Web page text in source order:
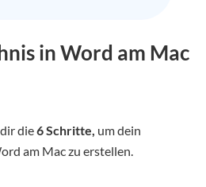
in Word am Mac
die6 Schritte, um dein
am Mac zu erstellen.